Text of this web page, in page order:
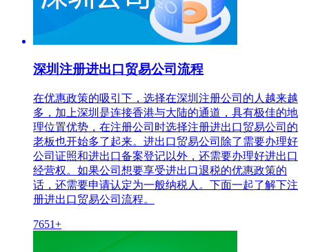
深圳注册进出口贸易公司流程
在优惠政策的吸引下，选择在深圳注册公司的人越来越
多，加上深圳是连接香港与大陆的通道，具有极佳的地
理位置优势，在注册公司时选择注册进出口贸易公司的
老板也开始多了起来。进出口贸易公司除了需要办理好
公司证照和进出口备案登记以外，还需要办理好进出口
经营权。如果公司想要享受进出口退税的优惠政策的
话，还需要申请认定为一般纳税人。下面一起了解下注
册进出口贸易公司流程。
7651+